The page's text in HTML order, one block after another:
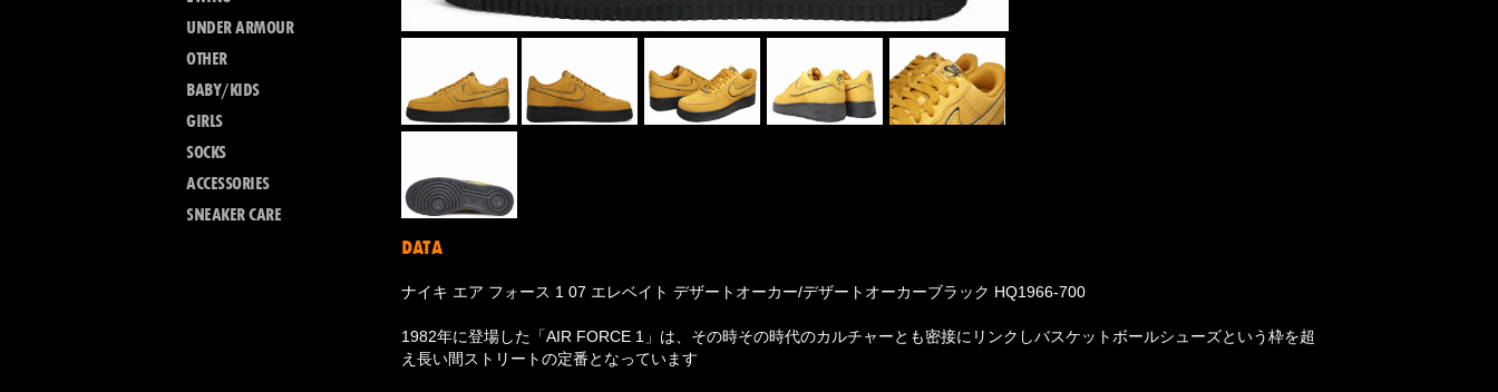
UNDER ARMOUR
OTHER
BABY/KIDS
GIRLS
SOCKS
ACCESSORIES
SNEAKER CARE
DATA
ナイキ エア フォース 1 07 エレベイト デザートオーカー/デザートオーカーブラック HQ1966-700
1982年に登場した「AIR FORCE 1」は、その時その時代のカルチャーとも密接にリンクしバスケットボールシューズという枠を超
え長い間ストリートの定番となっています